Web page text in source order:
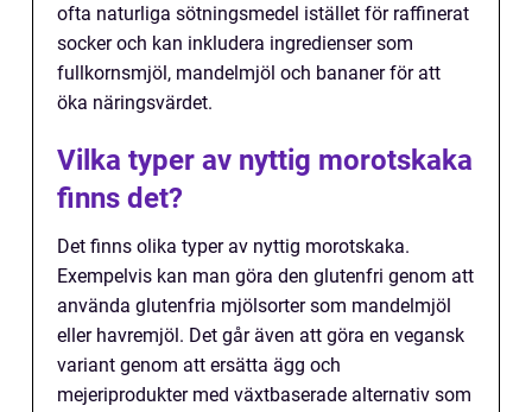
ofta naturliga sötningsmedel istället för raffinerat
socker och kan inkludera ingredienser som
fullkornsmjöl, mandelmjöl och bananer för att
öka näringsvärdet.
Vilka typer av nyttig morotskaka
finns det?
Det finns olika typer av nyttig morotskaka.
Exempelvis kan man göra den glutenfri genom att
använda glutenfria mjölsorter som mandelmjöl
eller havremjöl. Det går även att göra en vegansk
variant genom att ersätta ägg och
mejeriprodukter med växtbaserade alternativ som